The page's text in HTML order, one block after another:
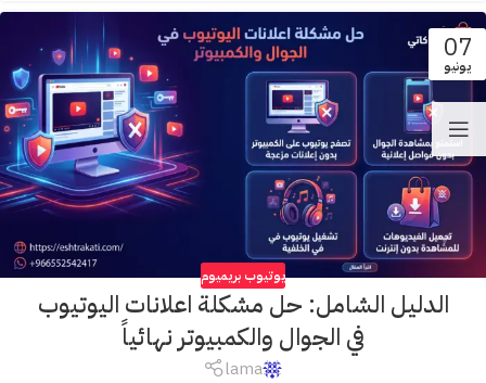
07
يونيو
يوتيوب بريميوم
الدليل الشامل: حل مشكلة اعلانات اليوتيوب
في الجوال والكمبيوتر نهائياً
lama